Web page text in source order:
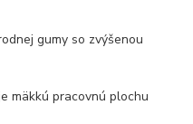
gumy so zvýšenou
mäkkú pracovnú plochu